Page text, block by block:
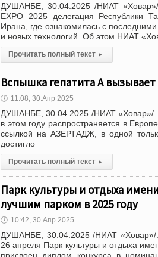
ДУШАНБЕ, 30.04.2025 /НИАТ «Ховар»/
EXPO 2025 делегация Республики
Ирана, где ознакомилась с
и новых технологий. Об этом НИАТ
Прочитать полный текст ▸
Вспышка гепатита А
🕔 11:08, 30.Апр 2025
ДУШАНБЕ, 30.04.2025 /НИАТ «Ховар»/.
в этом году распространяется в
ссылкой на АЗЕРТАДЖ, в одной
достигло
Прочитать полный текст ▸
Парк культуры и отдыха
лучшим парком в 2025 году
🕔 10:42, 30.Апр 2025
ДУШАНБЕ, 30.04.2025 /НИАТ «Ховар»/.
26 апреля Парк культуры и отдыха